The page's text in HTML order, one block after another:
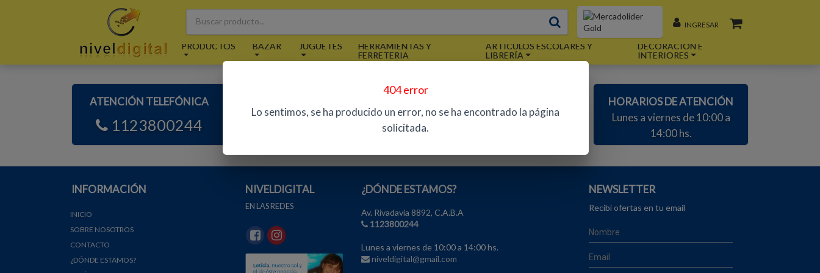
INGRESAR
PRODUCTOS BAZAR JUGUETES
HERRAMIENTAS Y
FERRETERIA
ARTÍCULOS ESCOLARES Y
LIBRERÍA
DECORACIÓN E
INTERIORES
404 error
Lo sentimos, se ha producido un error, no se ha encontrado la página
solicitada.
ATENCIÓN TELEFÓNICA
1123800244
niveldigital@gmail.com
niveldigital@gmail.com
HORARIOS DE ATENCIÓN
Lunes a viernes de 10:00 a
14:00 hs.
INFORMACIÓN
INICIO
SOBRE NOSOTROS
CONTACTO
¿DÓNDE ESTAMOS?
NIVELDIGITAL
EN LAS REDES
¿DÓNDE ESTAMOS?
Av. Rivadavia 8892, C.A.B.A
1123800244
Lunes a viernes de 10:00 a 14:00 hs.
niveldigital@gmail.com
NEWSLETTER
Recibí ofertas en tu email